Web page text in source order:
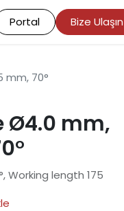
Portal Bize Ulaşın
mm, 70°
Ø4.0 mm,
Working length 175